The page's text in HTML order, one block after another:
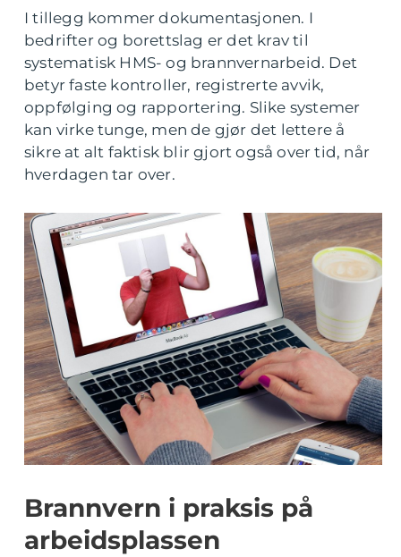
I tillegg kommer dokumentasjonen. I
bedrifter og borettslag er det krav til
systematisk HMS- og brannvernarbeid. Det
betyr faste kontroller, registrerte avvik,
oppfølging og rapportering. Slike systemer
kan virke tunge, men de gjør det lettere å
sikre at alt faktisk blir gjort også over tid, når
hverdagen tar over.
Brannvern i praksis på
arbeidsplassen